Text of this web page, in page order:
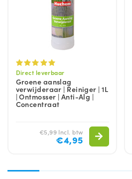
Direct leverbaar
Groene aanslag
verwijderaar | Reiniger | 1L
| Ontmosser | Anti-Alg |
Concentraat
€5,99 Incl. btw
€4,95